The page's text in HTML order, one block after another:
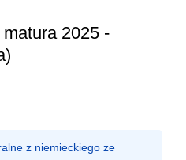
2025 -
z niemieckiego ze